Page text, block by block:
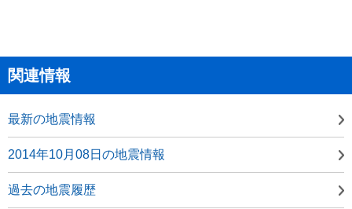
関連情報
最新の地震情報
2014年10月08日の地震情報
過去の地震履歴